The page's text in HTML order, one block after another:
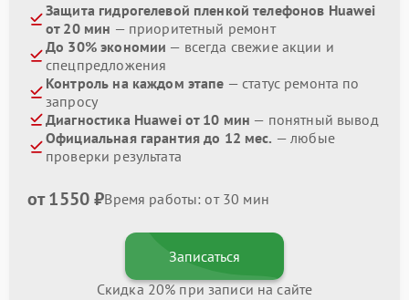
Защита гидрогелевой пленкой телефонов Huawei
от 20 мин — приоритетный ремонт
До 30% экономии — всегда свежие акции и
спецпредложения
Контроль на каждом этапе — статус ремонта по
запросу
Диагностика Huawei от 10 мин — понятный вывод
Официальная гарантия до 12 мес. — любые
проверки результата
от 1550 ₽Время работы: от 30 мин
Записаться
Скидка 20% при записи на сайте